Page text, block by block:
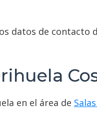
datos de contacto
en el área de